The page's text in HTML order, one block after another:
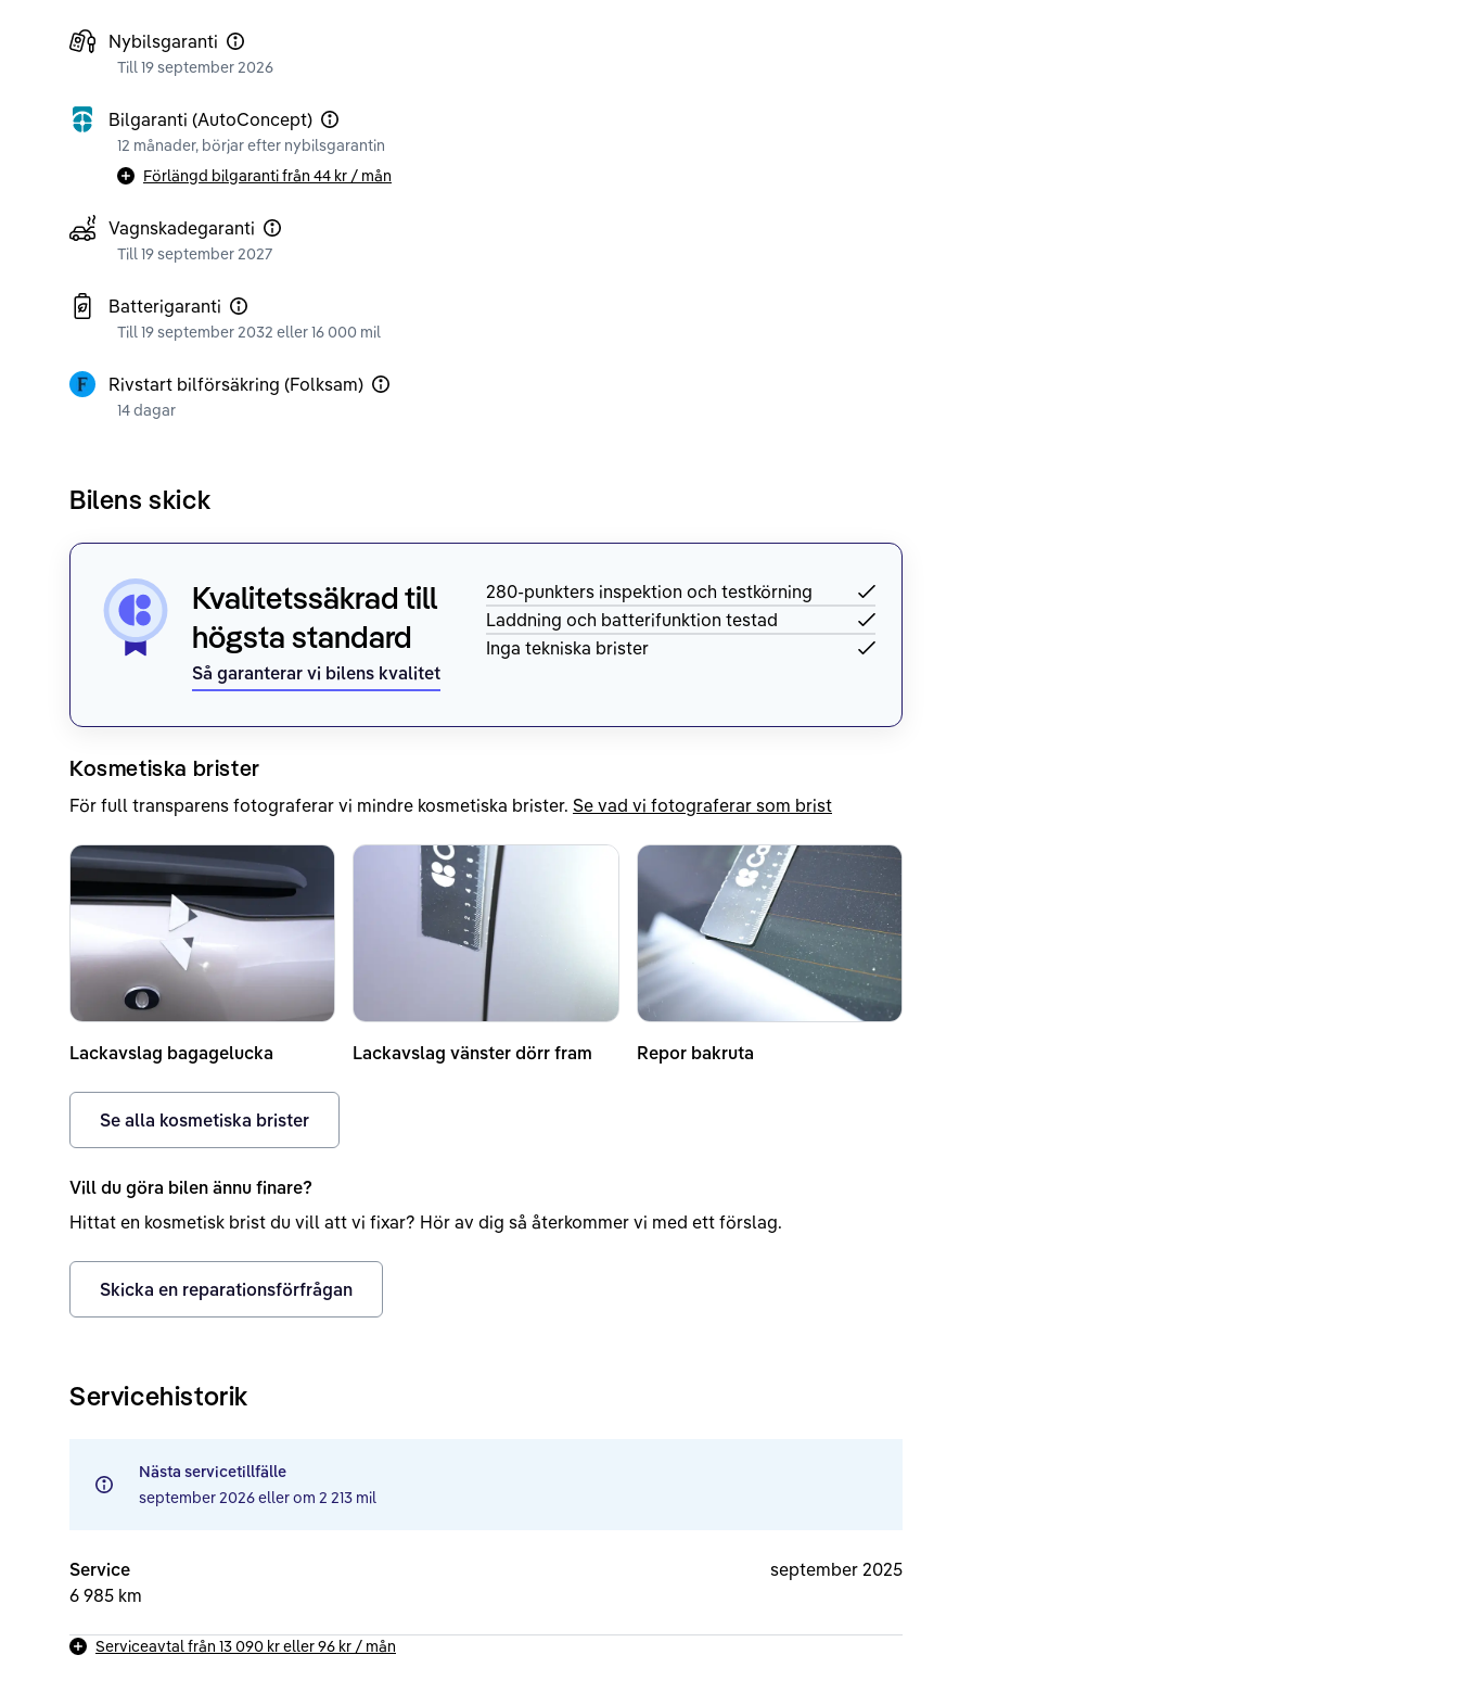
Nybilsgaranti
Till 19 september 2026
Bilgaranti (AutoConcept)
12 månader, börjar efter nybilsgarantin
Förlängd bilgaranti från 44 kr / mån
Vagnskadegaranti
Till 19 september 2027
Batterigaranti
Till 19 september 2032 eller 16 000 mil
Rivstart bilförsäkring (Folksam)
14 dagar
Bilens skick
Kvalitetssäkrad till
högsta standard
Så garanterar vi bilens kvalitet
280-punkters inspektion och testkörning
Laddning och batterifunktion testad
Inga tekniska brister
Kosmetiska brister
För full transparens fotograferar vi mindre kosmetiska brister. Se vad vi fotograferar som brist
Lackavslag bagagelucka Lackavslag vänster dörr fram Repor bakruta
Se alla kosmetiska brister
Vill du göra bilen ännu finare?
Hittat en kosmetisk brist du vill att vi fixar? Hör av dig så återkommer vi med ett förslag.
Skicka en reparationsförfrågan
Servicehistorik
Nästa servicetillfälle
september 2026eller om 2 213 mil
Service
6 985 km
september 2025
Serviceavtal från 13 090 kreller96 kr / mån